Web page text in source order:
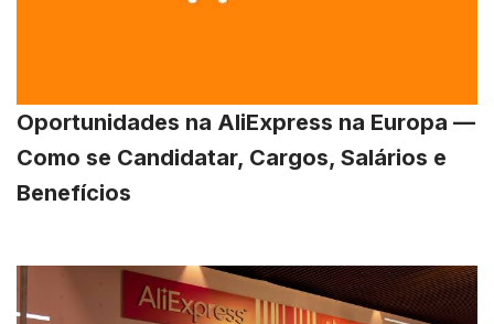
Oportunidades na AliExpress na Europa —
Como se Candidatar, Cargos, Salários e
Benefícios